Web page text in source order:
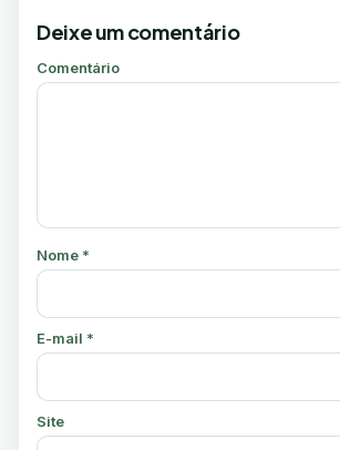
Deixe um comentário
Comentário
Nome *
E-mail *
Site